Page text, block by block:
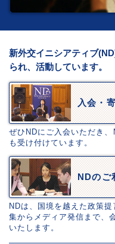
新外交イニシアティブ
られ、活動しています。
入会・
ぜひNDにご入会いただき
も受け付けています。
NDのご
NDは、国境を越えた政策
集からメディア発信まで、
いたします。